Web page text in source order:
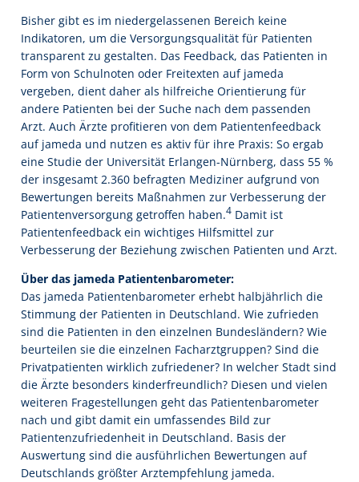
Bisher gibt es im niedergelassenen Bereich keine
Indikatoren, um die Versorgungsqualität für Patienten
transparent zu gestalten. Das Feedback, das Patienten in
Form von Schulnoten oder Freitexten auf jameda
vergeben, dient daher als hilfreiche Orientierung für
andere Patienten bei der Suche nach dem passenden
Arzt. Auch Ärzte profitieren von dem Patientenfeedback
auf jameda und nutzen es aktiv für ihre Praxis: So ergab
eine Studie der Universität Erlangen-Nürnberg, dass 55 %
der insgesamt 2.360 befragten Mediziner aufgrund von
Bewertungen bereits Maßnahmen zur Verbesserung der
Patientenversorgung getroffen haben.4 Damit ist
Patientenfeedback ein wichtiges Hilfsmittel zur
Verbesserung der Beziehung zwischen Patienten und Arzt.
Über das jameda Patientenbarometer:
Das jameda Patientenbarometer erhebt halbjährlich die
Stimmung der Patienten in Deutschland. Wie zufrieden
sind die Patienten in den einzelnen Bundesländern? Wie
beurteilen sie die einzelnen Facharztgruppen? Sind die
Privatpatienten wirklich zufriedener? In welcher Stadt sind
die Ärzte besonders kinderfreundlich? Diesen und vielen
weiteren Fragestellungen geht das Patientenbarometer
nach und gibt damit ein umfassendes Bild zur
Patientenzufriedenheit in Deutschland. Basis der
Auswertung sind die ausführlichen Bewertungen auf
Deutschlands größter Arztempfehlung jameda.